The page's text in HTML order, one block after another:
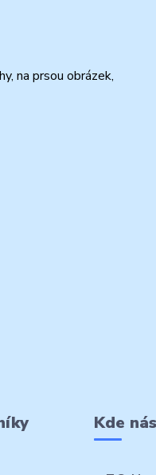
na prsou obrázek,
Kde